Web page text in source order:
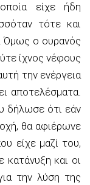
είχε ήδη
τότε και
Όμως ο ουρανός
ίχνος νέφους
την ενέργεια
αποτελέσματα.
δήλωσε ότι εάν
θα αφιέρωνε
είχε μαζί του,
κατάνυξη και οι
την λύση της